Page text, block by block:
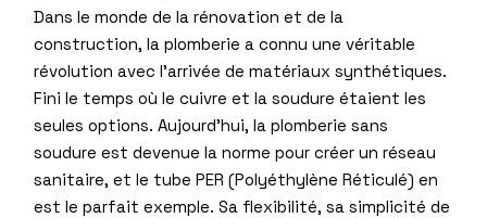
Dans le monde de la rénovation et de la
construction, la plomberie a connu une véritable
révolution avec l’arrivée de matériaux synthétiques.
Fini le temps où le cuivre et la soudure étaient les
seules options. Aujourd’hui, la plomberie sans
soudure est devenue la norme pour créer un réseau
sanitaire, et le tube PER (Polyéthylène Réticulé) en
est le parfait exemple. Sa flexibilité, sa simplicité de